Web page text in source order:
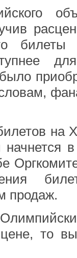
на
продаж.
то